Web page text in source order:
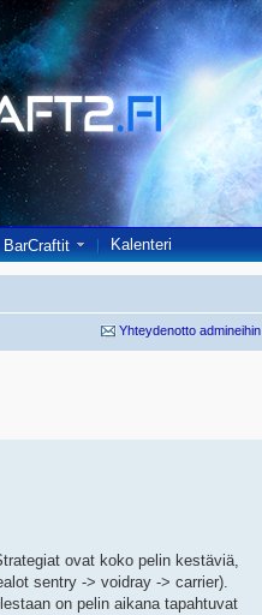
BarCraftit Kalenteri
Yhteydenotto admineihin
ovat koko pelin kestäviä,
sentry -> voidray -> carrier).
on pelin aikana tapahtuvat